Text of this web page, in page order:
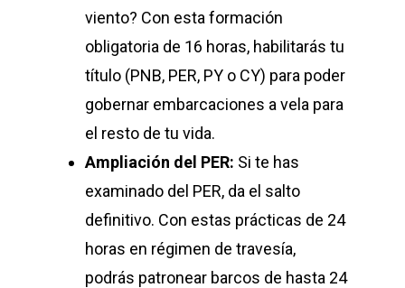
viento? Con esta formación
obligatoria de 16 horas, habilitarás tu
título (PNB, PER, PY o CY) para poder
gobernar embarcaciones a vela para
el resto de tu vida.
Ampliación del PER: Si te has
examinado del PER, da el salto
definitivo. Con estas prácticas de 24
horas en régimen de travesía,
podrás patronear barcos de hasta 24